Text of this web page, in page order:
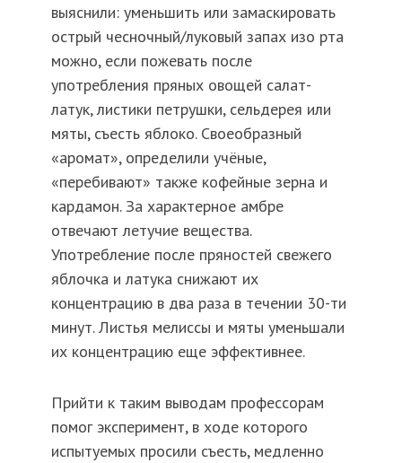
выяснили: уменьшить или замаскировать
острый чесночный/луковый запах изо рта
можно, если пожевать после
употребления пряных овощей салат-
латук, листики петрушки, сельдерея или
мяты, съесть яблоко. Своеобразный
«аромат», определили учёные,
«перебивают» также кофейные зерна и
кардамон. За характерное амбре
отвечают летучие вещества.
Употребление после пряностей свежего
яблочка и латука снижают их
концентрацию в два раза в течении 30-ти
минут. Листья мелиссы и мяты уменьшали
их концентрацию еще эффективнее.
Прийти к таким выводам профессорам
помог эксперимент, в ходе которого
испытуемых просили съесть, медленно